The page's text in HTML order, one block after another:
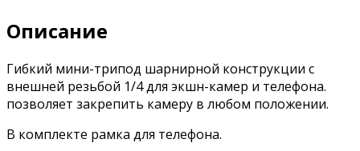
Описание
Гибкий мини-трипод шарнирной конструкции с
внешней резьбой 1/4 для экшн-камер и телефона.
позволяет закрепить камеру в любом положении.
В комплекте рамка для телефона.